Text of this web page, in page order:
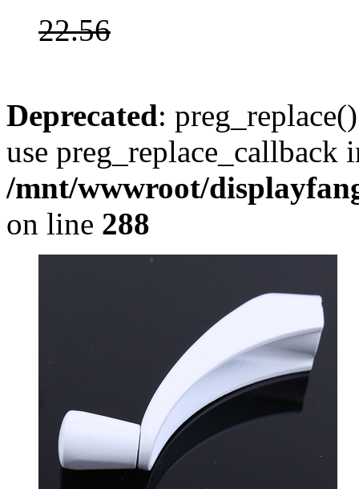
22.56
Deprecated:
use preg_replace_callback
/mnt/wwwroot/
on line 288